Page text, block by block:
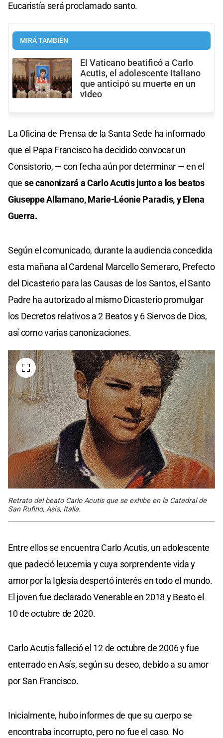
Eucaristía será proclamado santo.
MIRÁ TAMBIÉN
El Vaticano beatificó a Carlo
Acutis, el adolescente italiano
que anticipó su muerte en un
video
La Oficina de Prensa de la Santa Sede ha informado
que el Papa Francisco ha decidido convocar un
Consistorio, — con fecha aún por determinar — en el
que se canonizará a Carlo Acutis junto a los beatos
Giuseppe Allamano, Marie-Léonie Paradis, y Elena
Guerra.
Según el comunicado, durante la audiencia concedida
esta mañana al Cardenal Marcello Semeraro, Prefecto
del Dicasterio para las Causas de los Santos, el Santo
Padre ha autorizado al mismo Dicasterio promulgar
los Decretos relativos a 2 Beatos y 6 Siervos de Dios,
así como varias canonizaciones.
Retrato del beato Carlo Acutis que se exhibe en la Catedral de
San Rufino, Asís, Italia.
Entre ellos se encuentra Carlo Acutis, un adolescente
que padeció leucemia y cuya sorprendente vida y
amor por la Iglesia despertó interés en todo el mundo.
El joven fue declarado Venerable en 2018 y Beato el
10 de octubre de 2020.
Carlo Acutis falleció el 12 de octubre de 2006 y fue
enterrado en Asís, según su deseo, debido a su amor
por San Francisco.
Inicialmente, hubo informes de que su cuerpo se
encontraba incorrupto, pero no fue el caso. No